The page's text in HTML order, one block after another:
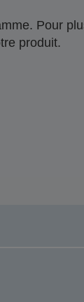
Pour
produit.